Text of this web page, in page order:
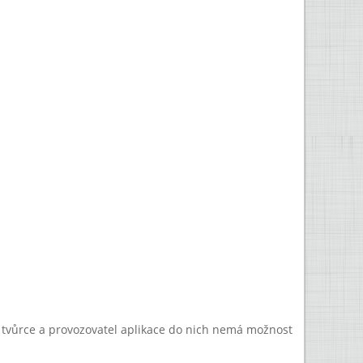
a provozovatel aplikace do nich nemá možnost